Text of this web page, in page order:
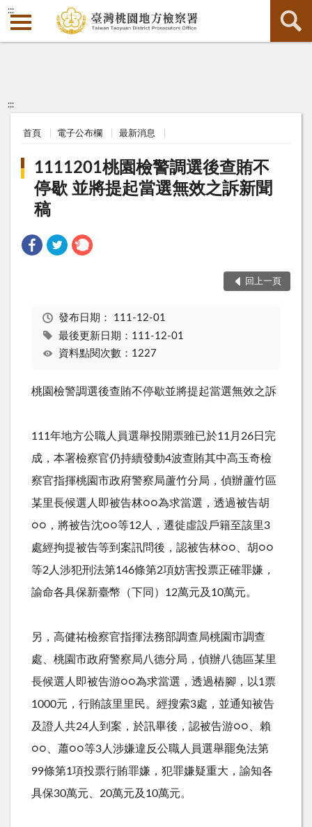
:::
:::
首頁 電子公布欄 最新消息
1111201桃園檢警調選後查賄不
停歇 並將提起當選無效之訴新聞
稿
回上一頁
發布日期： 111-12-01
最後更新日期：111-12-01
資料點閱次數：1227
桃園檢警調選後查賄不停歇並將提起當選無效之訴
111年地方公職人員選舉投開票雖已於11月26日完
成，本署檢察官仍持續發動4波查賄其中高玉奇檢
察官指揮桃園市政府警察局蘆竹分局，偵辦蘆竹區
某里長候選人即被告林○○為求當選，透過被告胡
○○，將被告沈○○等12人，遷徙虛設戶籍至該里3
處經拘提被告等到案訊問後，認被告林○○、胡○○
等2人涉犯刑法第146條第2項妨害投票正確罪嫌，
諭命各具保新臺幣（下同）12萬元及10萬元。
另，高健祐檢察官指揮法務部調查局桃園市調查
處、桃園市政府警察局八德分局，偵辦八德區某里
長候選人即被告游○○為求當選，透過樁腳，以1票
1000元，行賄該里里民。經搜索3處，並通知被告
及證人共24人到案，於訊畢後，認被告游○○、賴
○○、蕭○○等3人涉嫌違反公職人員選舉罷免法第
99條第1項投票行賄罪嫌，犯罪嫌疑重大，諭知各
具保30萬元、20萬元及10萬元。